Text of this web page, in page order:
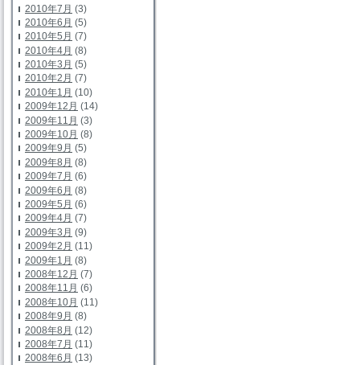
2010年7月 (3)
2010年6月 (5)
2010年5月 (7)
2010年4月 (8)
2010年3月 (5)
2010年2月 (7)
2010年1月 (10)
2009年12月 (14)
2009年11月 (3)
2009年10月 (8)
2009年9月 (5)
2009年8月 (8)
2009年7月 (6)
2009年6月 (8)
2009年5月 (6)
2009年4月 (7)
2009年3月 (9)
2009年2月 (11)
2009年1月 (8)
2008年12月 (7)
2008年11月 (6)
2008年10月 (11)
2008年9月 (8)
2008年8月 (12)
2008年7月 (11)
2008年6月 (13)